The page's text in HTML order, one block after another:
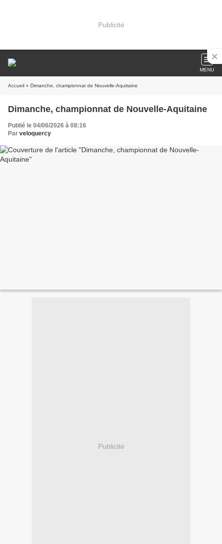
Publicité
MENU
Accueil » Dimanche, championnat de Nouvelle-Aquitaine
Dimanche, championnat de Nouvelle-Aquitaine
Publié le 04/06/2026 à 08:16
Par veloquercy
Publicité